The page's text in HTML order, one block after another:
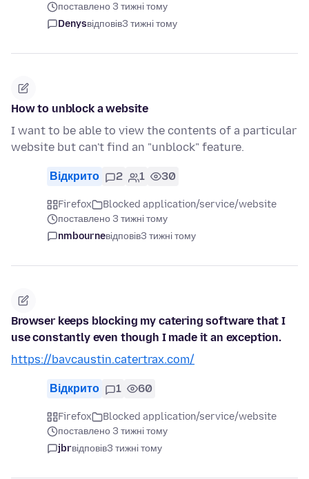
поставлено 3 тижні тому
Denysвідповів3 тижні тому
How to unblock a website
I want to be able to view the contents of a particular
website but can't find an "unblock" feature.
Відкрито 2 1 30
Firefox
Blocked application/service/website
поставлено 3 тижні тому
nmbourneвідповів3 тижні тому
Browser keeps blocking my catering software that I
use constantly even though I made it an exception.
https://bavcaustin.catertrax.com/
Відкрито 1 60
Firefox
Blocked application/service/website
поставлено 3 тижні тому
jbrвідповів3 тижні тому